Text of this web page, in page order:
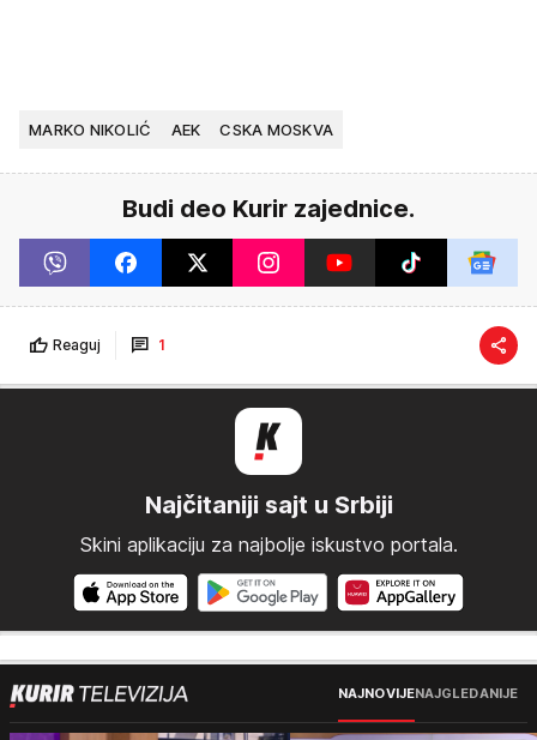
MARKO NIKOLIĆ AEK CSKA MOSKVA
Budi deo Kurir zajednice.
Reaguj 1
Najčitaniji sajt u Srbiji
Skini aplikaciju za najbolje iskustvo portala.
NAJNOVIJENAJGLEDANIJE